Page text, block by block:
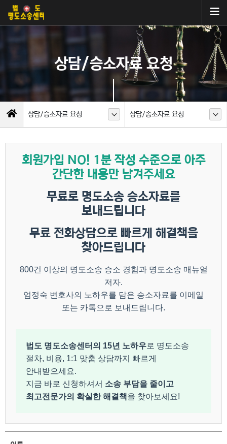
상담/승소자료 요청
상담/승소자료 요청 상담/송소자료 요청
회원가입 NO! 1분 작성 수준으로 아주
간단한 내용만 남겨주세요
무료로 명도소송 승소자료를
보내드립니다
무료 전화상담으로 빠르게 해결책을
찾아드립니다
800건 이상의 명도소송 승소 경험과 명도소송 매뉴얼
저자.
엄정숙 변호사의 노하우를 담은 승소자료를 이메일
또는 카톡으로 보내드립니다.
법도 명도소송센터의 15년 노하우로 명도소송
절차, 비용, 1:1 맞춤 상담까지 빠르게
안내받으세요.
지금 바로 신청하셔서 소송 부담을 줄이고
최고전문가의 확실한 해결책을 찾아보세요!